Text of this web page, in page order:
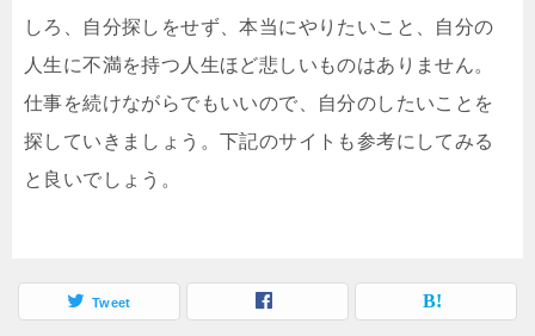
しろ、自分探しをせず、本当にやりたいこと、自分の
人生に不満を持つ人生ほど悲しいものはありません。
仕事を続けながらでもいいので、自分のしたいことを
探していきましょう。下記のサイトも参考にしてみる
と良いでしょう。
Tweet